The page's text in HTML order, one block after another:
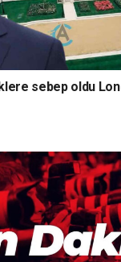
sebep oldu